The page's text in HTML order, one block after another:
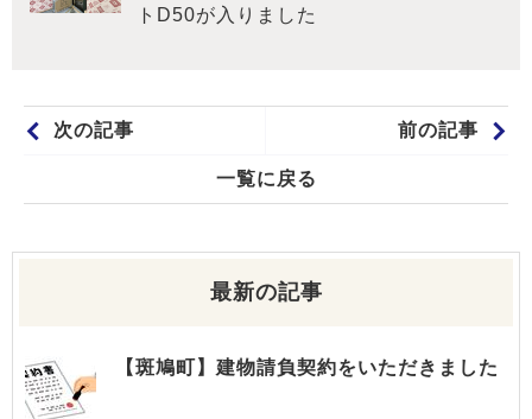
トD50が入りました
次の記事 前の記事
一覧に戻る
最新の記事
【斑鳩町】建物請負契約をいただきました